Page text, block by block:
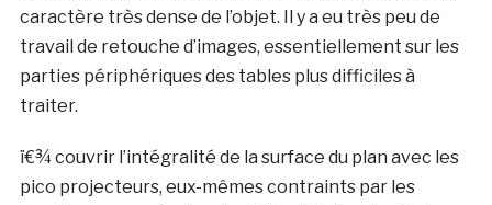
caractère très dense de l’objet. Il y a eu très peu de
travail de retouche d’images, essentiellement sur les
parties périphériques des tables plus difficiles à
traiter.
ï€¾ couvrir l’intégralité de la surface du plan avec les
pico projecteurs, eux-mêmes contraints par les